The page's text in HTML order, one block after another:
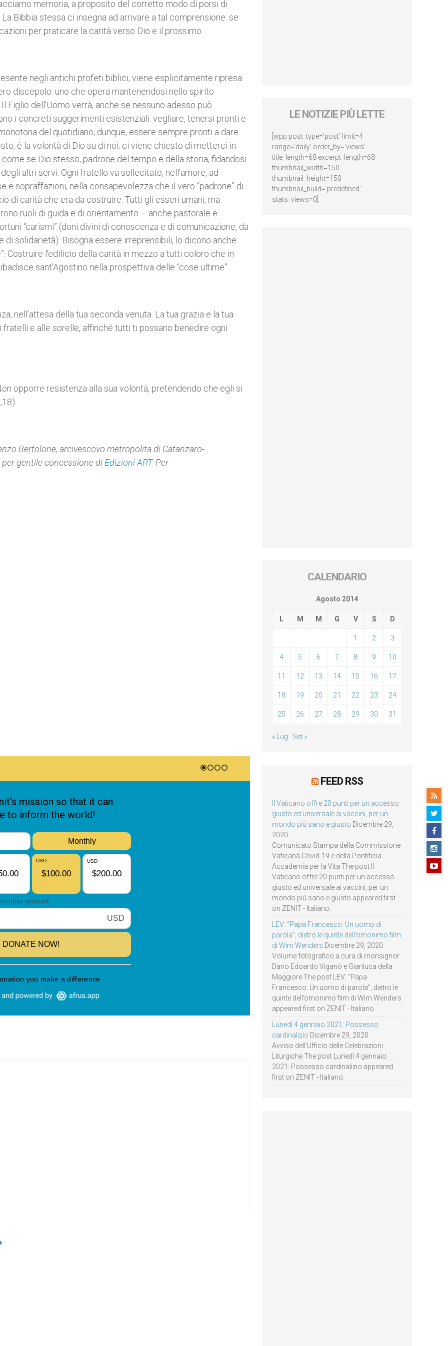
memoria, a proposito del corretto modo di porsi di
Bibbia stessa ci insegna ad arrivare a tal comprensione: se
per praticare la carità verso Dio e il prossimo.
negli antichi profeti biblici, viene esplicitamente ripresa
discepolo: uno che opera mantenendosi nello spirito
dell’Uomo verrà, anche se nessuno adesso può
i concreti suggerimenti esistenziali: vegliare, tenersi pronti e
del quotidiano; dunque, essere sempre pronti a dare
è la volontà di Dio su di noi; ci viene chiesto di metterci in
se Dio stesso, padrone del tempo e della storia, fidandosi
altri servi. Ogni fratello va sollecitato, nell’amore, ad
sopraffazioni, nella consapevolezza che il vero “padrone” di
di carità che era da costruire. Tutti gli esseri umani, ma
ruoli di guida e di orientamento – anche pastorale e
“carismi” (doni divini di conoscenza e di comunicazione, da
solidarietà). Bisogna essere irreprensibili, lo dicono anche
Costruire l’edificio della carità in mezzo a tutti coloro che in
sant’Agostino nella prospettiva delle “cose ultime”.
nell’attesa della tua seconda venuta. La tua grazia e la tua
e alle sorelle, affinché tutti ti possano benedire ogni
opporre resistenza alla sua volontà, pretendendo che egli si
Bertolone, arcivescovo metropolita di Catanzaro-
per gentile concessione di Edizioni ART. Per
LE NOTIZIE PIÙ LETTE
[wpp post_type='post' limit=4
range='daily' order_by='views'
title_length=68 excerpt_length=68
thumbnail_width=150
thumbnail_height=150
thumbnail_build='predefined'
stats_views=0]
CALENDARIO
Agosto 2014
L M M G V S D
1 2 3
4 5 6 7 8 9 10
11 12 13 14 15 16 17
18 19 20 21 22 23 24
25 26 27 28 29 30 31
« Lug Set »
FEED RSS
Il Vaticano offre 20 punti per un accesso
giusto ed universale ai vaccini, per un
mondo più sano e giusto Dicembre 29,
2020
Comunicato Stampa della Commissione
Vaticana Covid-19 e della Pontificia
Accademia per la Vita The post Il
Vaticano offre 20 punti per un accesso
giusto ed universale ai vaccini, per un
mondo più sano e giusto appeared first
on ZENIT - Italiano.
LEV: “Papa Francesco. Un uomo di
parola”, dietro le quinte dell’omonimo film
di Wim Wenders Dicembre 29, 2020
Volume fotografico a cura di monsignor
Dario Edoardo Viganò e Gianluca della
Maggiore The post LEV: “Papa
Francesco. Un uomo di parola”, dietro le
quinte dell’omonimo film di Wim Wenders
appeared first on ZENIT - Italiano.
Lunedì 4 gennaio 2021: Possesso
cardinalizio Dicembre 29, 2020
Avviso dell’Ufficio delle Celebrazioni
Liturgiche The post Lunedì 4 gennaio
2021: Possesso cardinalizio appeared
first on ZENIT - Italiano.